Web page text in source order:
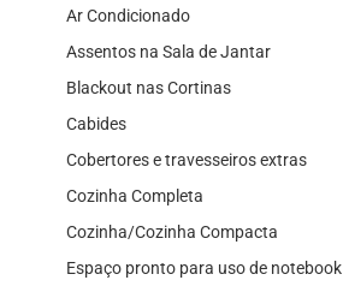
Ar Condicionado
Assentos na Sala de Jantar
Blackout nas Cortinas
Cabides
Cobertores e travesseiros extras
Cozinha Completa
Cozinha/Cozinha Compacta
Espaço pronto para uso de notebook